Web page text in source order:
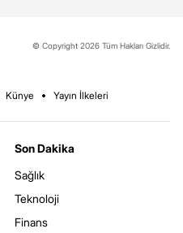
© Copyright 2026 Tüm Hakları Gizlidir.
Künye Yayın İlkeleri
Son Dakika
Sağlık
Teknoloji
Finans